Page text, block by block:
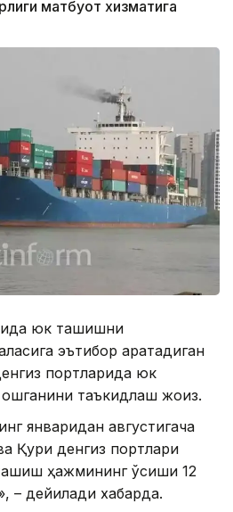
матбуот хизматига
юк ташишни
эътибор қаратадиган
портларида юк
ошганини таъкидлаш жоиз.
январидан августигача
Қуриқ денгиз портлари
ҳажмининг ўсиши 12
– дейилади хабарда.